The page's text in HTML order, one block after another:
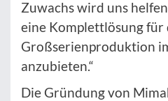
Zuwachs wird uns
eine Komplettlösung für
Großserienproduktion
anzubieten.“
Die Gründung von